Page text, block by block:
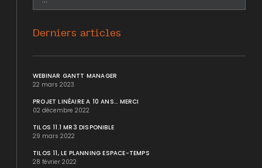
Derniers articles
WEBINAR GANTT MANAGER
22 mars 2023
PROJET LINÉAIRE A 10 ANS... MERCI
02 décembre 2022
TILOS 11.1 MR3 DISPONIBLE
29 mars 2022
TILOS 11, LE PLANNING ESPACE-TEMPS
28 février 2022